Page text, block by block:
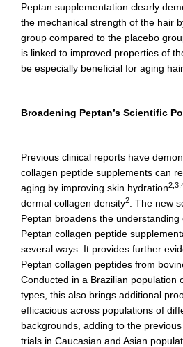
Peptan supplementation clearly
the mechanical strength of the hair
group compared to the placebo
is linked to improved properties of
be especially beneficial for aging hair.
Broadening Peptan’s Scientific
Previous clinical reports have
collagen peptide supplements can
aging by improving skin hydration
dermal collagen density2
. The new
Peptan broadens the
Peptan collagen peptide
several ways. It provides further
Peptan collagen peptides from
Conducted in a Brazilian population
types, this also brings additional
efficacious across populations of
backgrounds, adding to the
trials in Caucasian and Asian